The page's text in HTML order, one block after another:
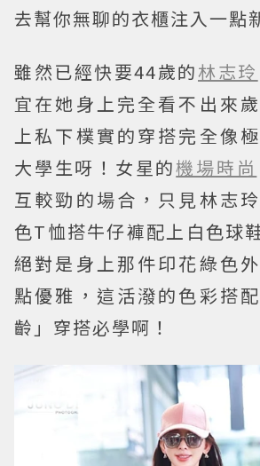
去幫你無聊的衣櫃注入一點
雖然已經快要44歲的林志玲
宜在她身上完全看不出來
上私下樸實的穿搭完全像
大學生呀！女星的機場時尚
互較勁的場合，只見林志
色T恤搭牛仔褲配上白色球
絕對是身上那件印花綠色
點優雅，這活潑的色彩搭
齡」穿搭必學啊！